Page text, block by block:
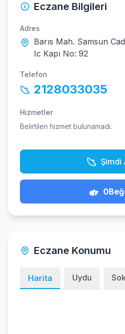
Eczane Bilgileri
Adres
Barıs Mah. Samsun
Ic Kapı No: 92
Telefon
2128033035
Hizmetler
Belirtilen hizmet bulunamadı.
Şimdi
0
Eczane Konumu
Harita Uydu